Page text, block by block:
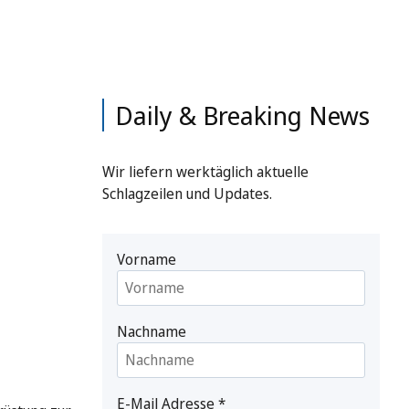
Daily & Breaking News
Wir liefern werktäglich aktuelle
Schlagzeilen und Updates.
Vorname
Nachname
E-Mail Adresse*